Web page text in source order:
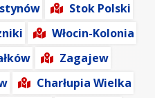
Stok Polski
Włocin-Kolonia
Zagajew
Charłupia Wielka